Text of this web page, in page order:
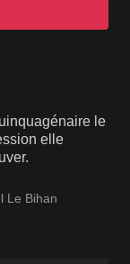
le
elle
Le Bihan